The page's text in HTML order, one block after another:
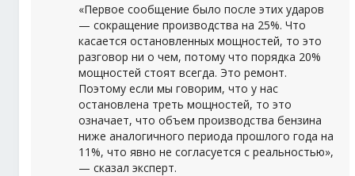
«Первое сообщение было после этих ударов
— сокращение производства на 25%. Что
касается остановленных мощностей, то это
разговор ни о чем, потому что порядка 20%
мощностей стоят всегда. Это ремонт.
Поэтому если мы говорим, что у нас
остановлена треть мощностей, то это
означает, что объем производства бензина
ниже аналогичного периода прошлого года на
11%, что явно не согласуется с реальностью»,
— сказал эксперт.